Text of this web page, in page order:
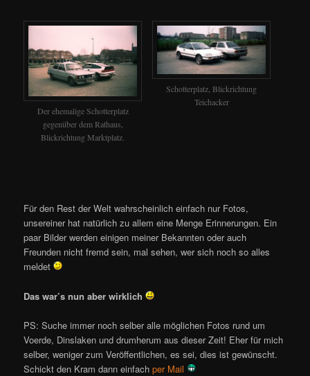
Der ehemalige Schotterplatz
gegenüber dem Rathaus,
Blickrichtung Marktplatz.
Schotterplatz, Blickrichtung
Teichacker
Für den Rest der Welt wahrscheinlich einfach nur Fotos,
unsereiner hat natürlich zu allem eine Menge Erinnerungen. Ein
paar Bilder werden einigen meiner Bekannten oder auch
Freunden nicht fremd sein, mal sehen, wer sich noch so alles
meldet
Das war’s nun aber wirklich
PS: Suche immer noch selber alle möglichen Fotos rund um
Voerde, Dinslaken und drumherum aus dieser Zeit! Eher für mich
selber, weniger zum Veröffentlichen, es sei, dies ist gewünscht.
Schickt den Kram dann einfachper Mail